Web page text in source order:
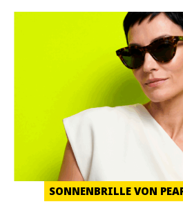
SONNENBRILLE VON